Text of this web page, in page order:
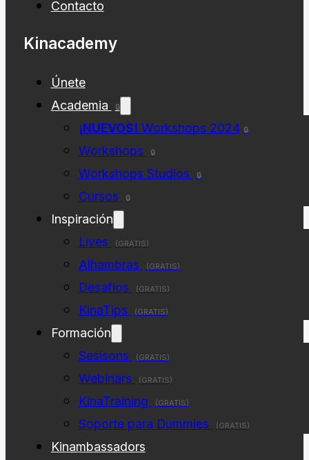
Contacto
Kinacademy
Únete
Academia
🔒
¡NUEVOS! Workshops 2024 🔒
Workshops 🔒
Workshops Studios 🔒
Cursos 🔒
Inspiración
Lives
(GRATIS)
Alhambras (GRATIS)
Desafios (GRATIS)
KinaTips (GRATIS)
Formación
Sesisons
(GRATIS)
Webinars (GRATIS)
KinaTraining (GRATIS)
Soporte para Dummies (GRATIS)
Kinambassadors